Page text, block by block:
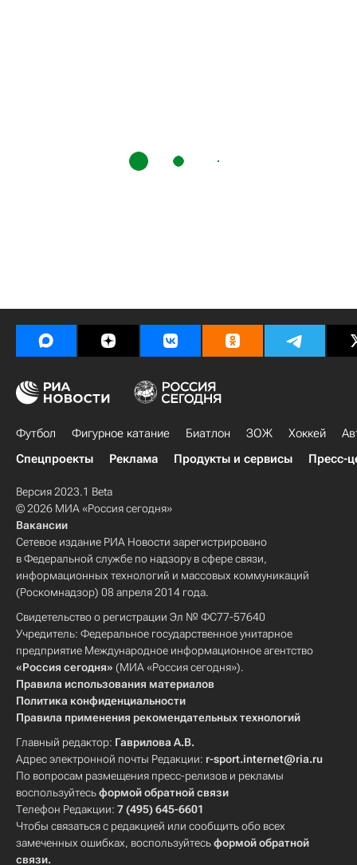
Футбол Фигурное катание Биатлон ЗОЖ Хоккей
Спецпроекты
Реклама Продукты и сервисы Пресс-
Версия 2023.1 Beta
© 2026 МИА «Россия сегодня»
Вакансии
Сетевое издание РИА Новости зарегистрировано
в Федеральной службе по надзору в сфере связи,
информационных технологий и массовых коммуникаций
(Роскомнадзор) 08 апреля 2014 года.
Свидетельство о регистрации Эл № ФС77-57640
Учредитель: Федеральное государственное унитарное
предприятие Международное информационное агентство
«Россия сегодня» (МИА «Россия сегодня»).
Правила использования материалов
Политика конфиденциальности
Правила применения рекомендательных технологий
Главный редактор: Гаврилова А.В.
Адрес электронной почты Редакции: r-sport.internet@ria.ru
По вопросам размещения пресс-релизов и рекламы
воспользуйтесьформой обратной связи
Телефон Редакции: 7 (495) 645-6601
Чтобы связаться с редакцией или сообщить обо всех
замеченных ошибках, воспользуйтесьформой обратной
связи.